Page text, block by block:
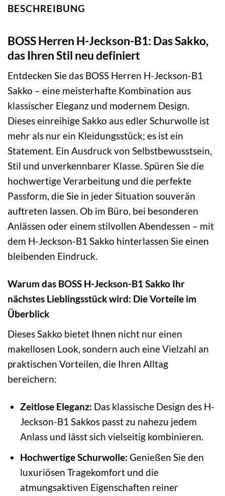
BESCHREIBUNG
BOSS Herren H-Jeckson-B1: Das Sakko,
das Ihren Stil neu definiert
Entdecken Sie das BOSS Herren H-Jeckson-B1
Sakko – eine meisterhafte Kombination aus
klassischer Eleganz und modernem Design.
Dieses einreihige Sakko aus edler Schurwolle ist
mehr als nur ein Kleidungsstück; es ist ein
Statement. Ein Ausdruck von Selbstbewusstsein,
Stil und unverkennbarer Klasse. Spüren Sie die
hochwertige Verarbeitung und die perfekte
Passform, die Sie in jeder Situation souverän
auftreten lassen. Ob im Büro, bei besonderen
Anlässen oder einem stilvollen Abendessen – mit
dem H-Jeckson-B1 Sakko hinterlassen Sie einen
bleibenden Eindruck.
Warum das BOSS H-Jeckson-B1 Sakko Ihr
nächstes Lieblingsstück wird: Die Vorteile im
Überblick
Dieses Sakko bietet Ihnen nicht nur einen
makellosen Look, sondern auch eine Vielzahl an
praktischen Vorteilen, die Ihren Alltag
bereichern:
Zeitlose Eleganz: Das klassische Design des H-
Jeckson-B1 Sakkos passt zu nahezu jedem
Anlass und lässt sich vielseitig kombinieren.
Hochwertige Schurwolle: Genießen Sie den
luxuriösen Tragekomfort und die
atmungsaktiven Eigenschaften reiner